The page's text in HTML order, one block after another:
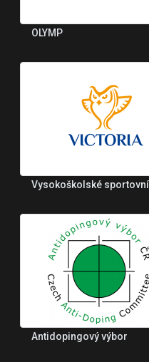
OLYMP
Vysokoškolské
Antidopingový výbor